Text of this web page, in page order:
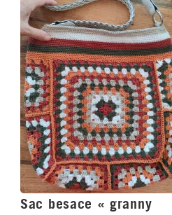
Sac besace « granny